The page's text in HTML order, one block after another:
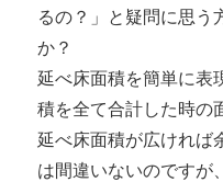
るの？」と疑問に思う
か？
延べ床面積を簡単に表
積を全て合計した時の
延べ床面積が広ければ
は間違いないのですが